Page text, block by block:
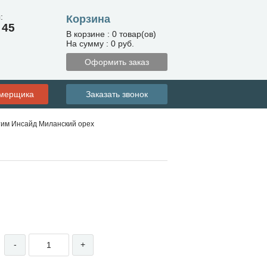
Корзина
В корзине : 0 товар(ов)
На сумму : 0 руб.
Оформить заказ
Заказать звонок
Инсайд Миланский орех
- +